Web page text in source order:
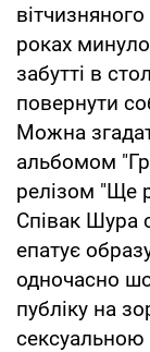
роках
забутті в
повернути
Можна
альбомом
релізом "Ще
Співак Шура
епатує
одночасно
публіку на
сексуальною